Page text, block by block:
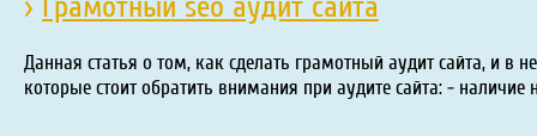
Данная статья о том, как сделать грамотный аудит сайта, и
которые стоит обратить внимания при аудите сайта: - наличие